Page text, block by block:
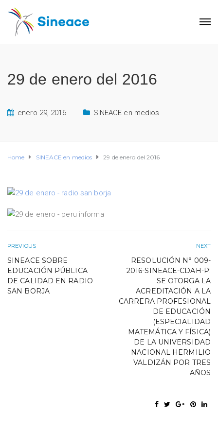
29 de enero del 2016
enero 29, 2016 SINEACE en medios
Home SINEACE en medios 29 de enero del 2016
PREVIOUS
SINEACE SOBRE
EDUCACIÓN PÚBLICA
DE CALIDAD EN RADIO
SAN BORJA
NEXT
RESOLUCIÓN N° 009-
2016-SINEACE-CDAH-P:
SE OTORGA LA
ACREDITACIÓN A LA
CARRERA PROFESIONAL
DE EDUCACIÓN
(ESPECIALIDAD
MATEMÁTICA Y FÍSICA)
DE LA UNIVERSIDAD
NACIONAL HERMILIO
VALDIZÁN POR TRES
AÑOS